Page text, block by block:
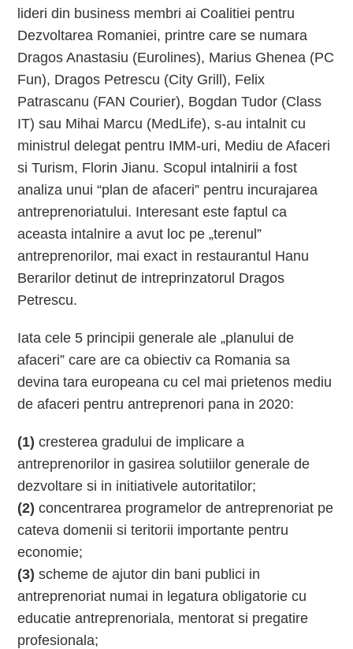
lideri din business membri ai Coalitiei pentru
Dezvoltarea Romaniei, printre care se numara
Dragos Anastasiu (Eurolines), Marius Ghenea (PC
Fun), Dragos Petrescu (City Grill), Felix
Patrascanu (FAN Courier), Bogdan Tudor (Class
IT) sau Mihai Marcu (MedLife), s-au intalnit cu
ministrul delegat pentru IMM-uri, Mediu de Afaceri
si Turism, Florin Jianu. Scopul intalnirii a fost
analiza unui “plan de afaceri” pentru incurajarea
antreprenoriatului. Interesant este faptul ca
aceasta intalnire a avut loc pe „terenul”
antreprenorilor, mai exact in restaurantul Hanu
Berarilor detinut de intreprinzatorul Dragos
Petrescu.
Iata cele 5 principii generale ale „planului de
afaceri” care are ca obiectiv ca Romania sa
devina tara europeana cu cel mai prietenos mediu
de afaceri pentru antreprenori pana in 2020:
(1) cresterea gradului de implicare a
antreprenorilor in gasirea solutiilor generale de
dezvoltare si in initiativele autoritatilor;
(2) concentrarea programelor de antreprenoriat pe
cateva domenii si teritorii importante pentru
economie;
(3) scheme de ajutor din bani publici in
antreprenoriat numai in legatura obligatorie cu
educatie antreprenoriala, mentorat si pregatire
profesionala;